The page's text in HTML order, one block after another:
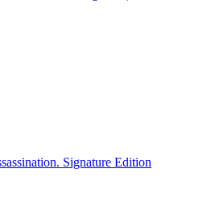
Signature Edition